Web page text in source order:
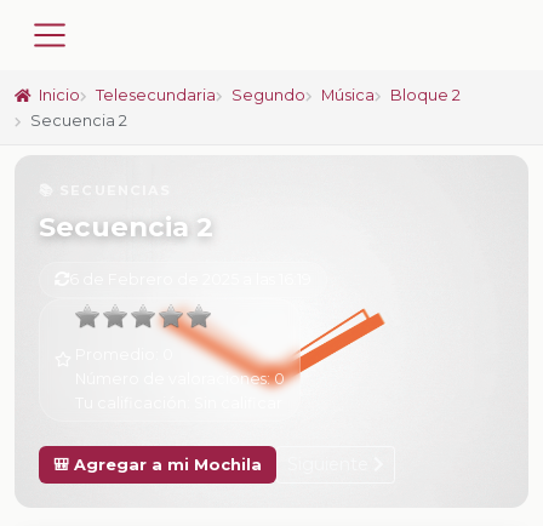
Inicio Telesecundaria Segundo Música
Bloque 2
Secuencia 2
Secuencia 2
Número de valoraciones:0
🎒 Agregar a mi Mochila